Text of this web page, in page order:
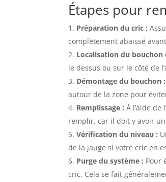
Étapes pour
Préparation du cric :
complètement abaissé
Localisation du bouchon
le dessus ou sur le côté de
Démontage du bouchon :
autour de la zone pour
Remplissage : À l’aide
remplir, car il doit y avoir
Vérification du niveau :
de la jauge si votre cric en
Purge du système : Pour
cric. Cela se fait